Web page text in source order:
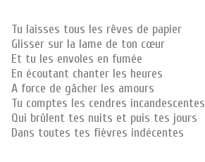
Tu laisses tous les rêves de papier
Glisser sur la lame de ton cœur
Et tu les envoles en fumée
En écoutant chanter les heures
A force de gâcher les amours
Tu comptes les cendres incandescentes
Qui brûlent tes nuits et puis tes jours
Dans toutes tes fièvres indécentes